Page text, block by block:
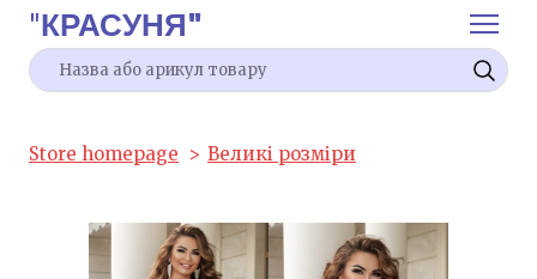
"КРАСУНЯ"
Store homepage Великі розміри